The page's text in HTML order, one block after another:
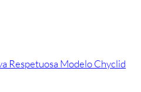
Respetuosa Modelo Chyclid